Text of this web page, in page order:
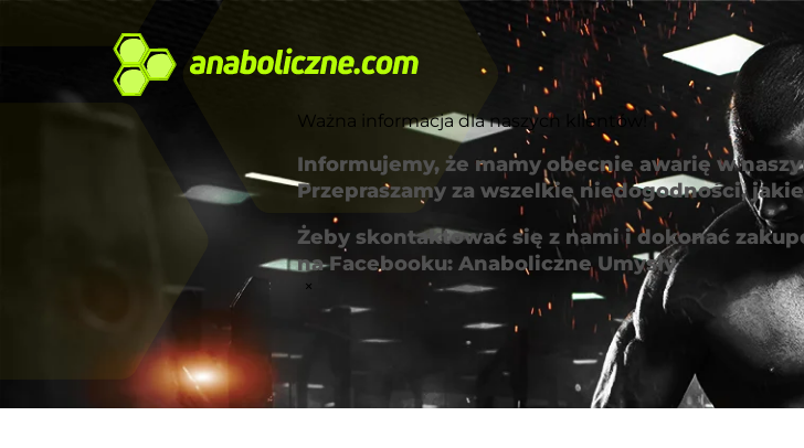
Ważna informacja dla naszych klientów!
Informujemy, że mamy obecnie awarię w
Przepraszamy za wszelkie niedogodności,
Żeby skontaktować się z nami i dokonać
na Facebooku: Anaboliczne Umysły
×